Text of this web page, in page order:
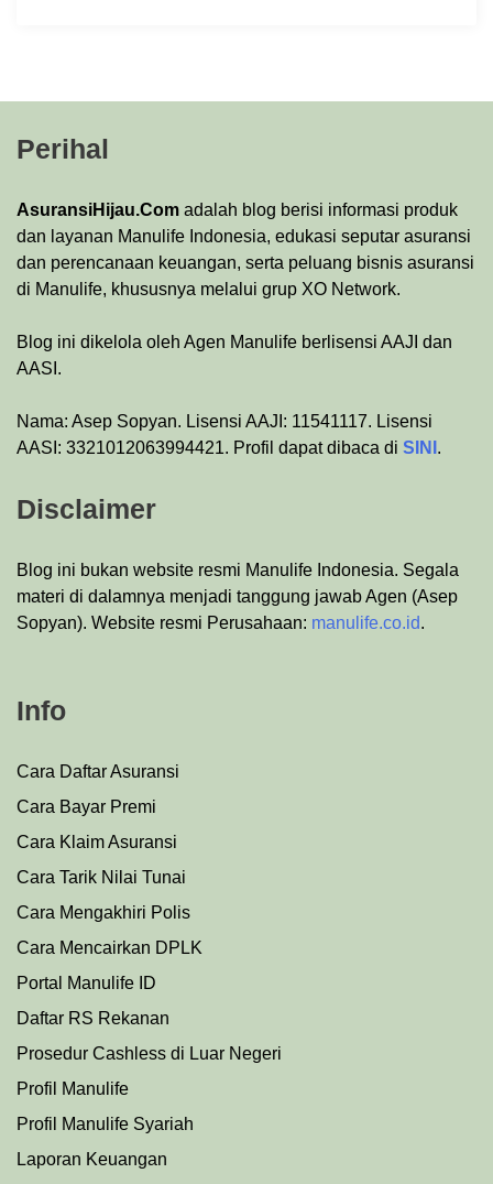
Perihal
AsuransiHijau.Com adalah blog berisi informasi produk
dan layanan Manulife Indonesia, edukasi seputar asuransi
dan perencanaan keuangan, serta peluang bisnis asuransi
di Manulife, khususnya melalui grup XO Network.
Blog ini dikelola oleh Agen Manulife berlisensi AAJI dan
AASI.
Nama: Asep Sopyan. Lisensi AAJI: 11541117. Lisensi
AASI: 3321012063994421. Profil dapat dibaca di SINI .
Disclaimer
Blog ini bukan website resmi Manulife Indonesia. Segala
materi di dalamnya menjadi tanggung jawab Agen (Asep
Sopyan). Website resmi Perusahaan: manulife.co.id.
Info
Cara Daftar Asuransi
Cara Bayar Premi
Cara Klaim Asuransi
Cara Tarik Nilai Tunai
Cara Mengakhiri Polis
Cara Mencairkan DPLK
Portal Manulife ID
Daftar RS Rekanan
Prosedur Cashless di Luar Negeri
Profil Manulife
Profil Manulife Syariah
Laporan Keuangan